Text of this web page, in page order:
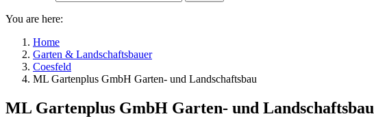
You are here:
Home
Garten & Landschaftsbauer
Coesfeld
ML Gartenplus GmbH Garten- und Landschaftsbau
ML Gartenplus GmbH Garten- und Landschaftsbau